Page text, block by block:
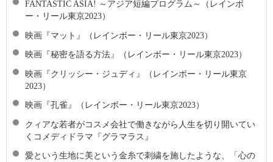
FANTASTIC ASIA! ～アジア短編プログラム～（レインボ
ー・リール東京2023）
映画『マット』（レインボー・リール東京2023）
映画『秘密を語る方法』（レインボー・リール東京2023）
映画『クリッシー・ジュディ』（レインボー・リール東京
2023）
映画『孔雀』（レインボー・リール東京2023）
クィアな若者がコスメ会社で働きながら人生を切り開いてい
くコメディドラマ『グラマラス』
愛という生地に美という金糸で刺繍を施したような、「心の